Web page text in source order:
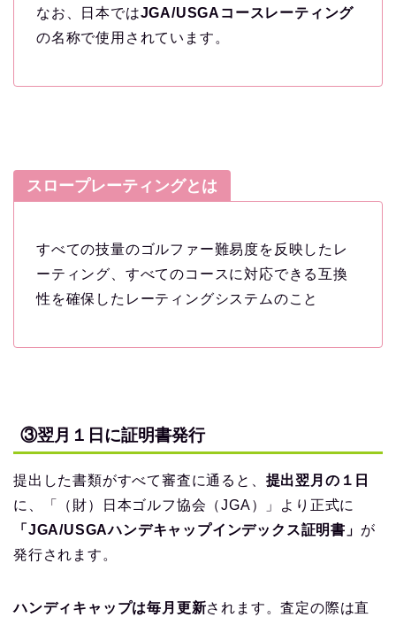
なお、日本ではJGA/USGAコースレーティング
の名称で使用されています。
スロープレーティングとは
すべての技量のゴルファー難易度を反映したレ
ーティング、すべてのコースに対応できる互換
性を確保したレーティングシステムのこと
③翌月１日に証明書発行
提出した書類がすべて審査に通ると、 提出翌月の１日
に、「（財）日本ゴルフ協会（JGA）」より正式に
「JGA/USGAハンデキャップインデックス証明書」 が
発行されます。
ハンディキャップは毎月更新されます。査定の際は直